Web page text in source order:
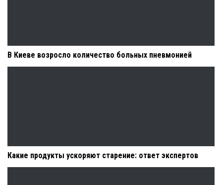
В Киеве возросло количество больных пневмонией
Какие продукты ускоряют старение: ответ экспертов